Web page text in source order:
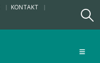
KONTAKT